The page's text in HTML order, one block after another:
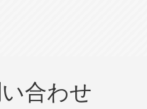
合わせ